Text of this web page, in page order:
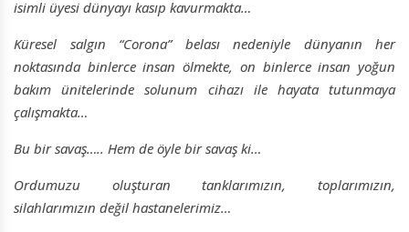
isimli üyesi dünyayı kasıp kavurmakta…
Küresel salgın “Corona” belası nedeniyle dünyanın her
noktasında binlerce insan ölmekte, on binlerce insan yoğun
bakım ünitelerinde solunum cihazı ile hayata tutunmaya
çalışmakta…
Bu bir savaş….. Hem de öyle bir savaş ki…
Ordumuzu oluşturan tanklarımızın, toplarımızın,
silahlarımızın değil hastanelerimiz…